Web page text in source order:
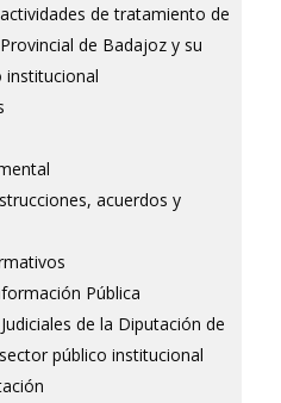
de tratamiento de
de Badajoz y su
institucional
acuerdos y
Pública
de la Diputación de
público institucional